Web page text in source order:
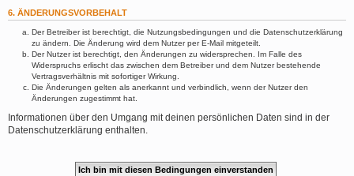
6. ÄNDERUNGSVORBEHALT
Der Betreiber ist berechtigt, die Nutzungsbedingungen und die Datenschutzerklärung
zu ändern. Die Änderung wird dem Nutzer per E-Mail mitgeteilt.
Der Nutzer ist berechtigt, den Änderungen zu widersprechen. Im Falle des
Widerspruchs erlischt das zwischen dem Betreiber und dem Nutzer bestehende
Vertragsverhältnis mit sofortiger Wirkung.
Die Änderungen gelten als anerkannt und verbindlich, wenn der Nutzer den
Änderungen zugestimmt hat.
Informationen über den Umgang mit deinen persönlichen Daten sind in der
Datenschutzerklärung enthalten.